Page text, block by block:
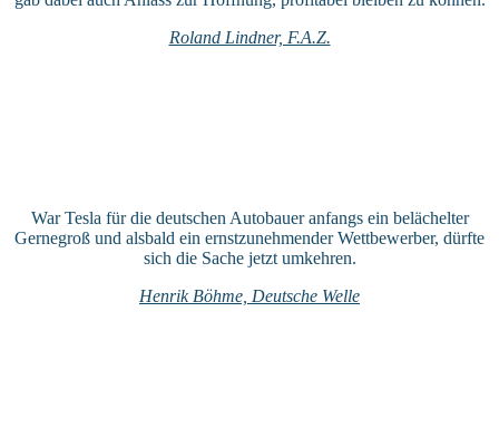
Roland Lindner, F.A.Z.
War Tesla für die deutschen Autobauer anfangs ein belächelter
Gernegroß und alsbald ein ernstzunehmender Wettbewerber, dürfte
sich die Sache jetzt umkehren.
Henrik Böhme, Deutsche Welle